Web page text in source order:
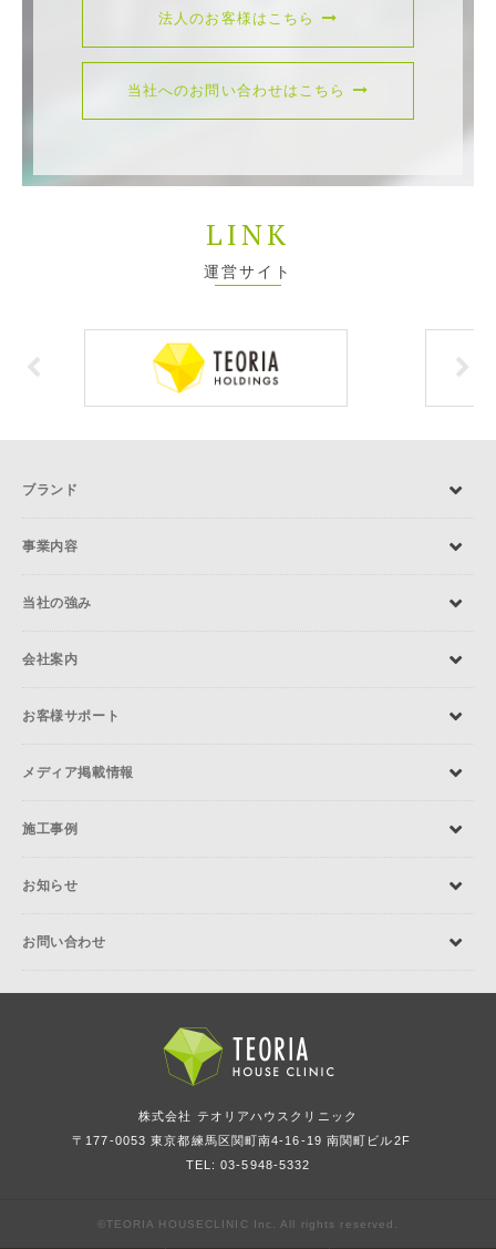
法人のお客様はこちら
当社へのお問い合わせはこちら
LINK
運営サイト
ブランド
事業内容
当社の強み
会社案内
お客様サポート
メディア掲載情報
施工事例
お知らせ
お問い合わせ
株式会社 テオリアハウスクリニック
〒177-0053 東京都練馬区関町南4-16-19 南関町ビル2F
TEL: 03-5948-5332
©TEORIA HOUSECLINIC Inc. All rights reserved.